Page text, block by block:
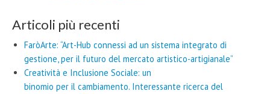
Articoli più recenti
FaròArte: “Art-Hub connessi ad un sistema integrato di
gestione, per il futuro del mercato artistico-artigianale”
Creatività e Inclusione Sociale: un
binomio per il cambiamento. Interessante ricerca del